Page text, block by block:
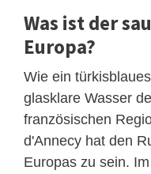
Was ist der
Europa?
Wie ein
glasklare Wasser
französischen
d'Annecy hat den
Europas zu sein.